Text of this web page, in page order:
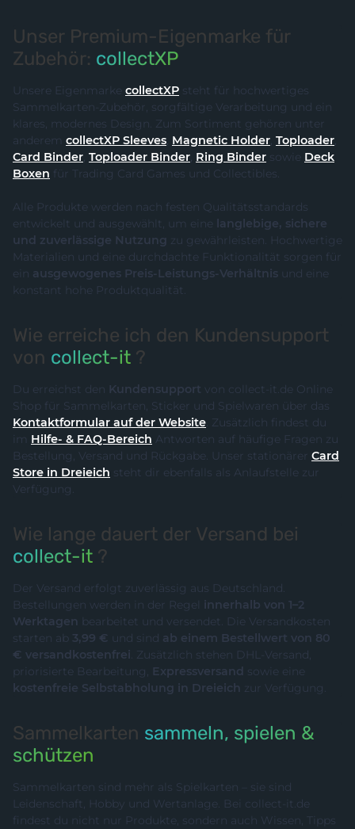
Unser Premium-Eigenmarke für
Zubehör: collectXP
Unsere Eigenmarke collectXP steht für hochwertiges
Sammelkarten-Zubehör, sorgfältige Verarbeitung und ein
klares, modernes Design. Zum Sortiment gehören unter
anderem collectXP Sleeves, Magnetic Holder, Toploader,
Card Binder, Toploader Binder, Ring Binder sowie Deck
Boxen für Trading Card Games und Collectibles.
Alle Produkte werden nach festen Qualitätsstandards
entwickelt und ausgewählt, um eine langlebige, sichere
und zuverlässige Nutzung zu gewährleisten. Hochwertige
Materialien und eine durchdachte Funktionalität sorgen für
ein ausgewogenes Preis-Leistungs-Verhältnis und eine
konstant hohe Produktqualität.
Wie erreiche ich den Kundensupport
von collect-it ?
Du erreichst den Kundensupport von collect-it.de Online
Shop für Sammelkarten, Sticker und Spielwaren über das
Kontaktformular auf der Website. Zusätzlich findest du
im Hilfe- & FAQ-Bereich Antworten auf häufige Fragen zu
Bestellung, Versand und Rückgabe. Unser stationärer Card
Store in Dreieich steht dir ebenfalls als Anlaufstelle zur
Verfügung.
Wie lange dauert der Versand bei
collect-it ?
Der Versand erfolgt zuverlässig aus Deutschland.
Bestellungen werden in der Regel innerhalb von 1–2
Werktagen bearbeitet und versendet. Die Versandkosten
starten ab 3,99 € und sind ab einem Bestellwert von 80
€ versandkostenfrei. Zusätzlich stehen DHL-Versand,
priorisierte Bearbeitung, Expressversand sowie eine
kostenfreie Selbstabholung in Dreieich zur Verfügung.
Sammelkarten sammeln, spielen &
schützen
Sammelkarten sind mehr als Spielkarten – sie sind
Leidenschaft, Hobby und Wertanlage. Bei collect-it.de
findest du nicht nur Produkte, sondern auch Wissen, Tipps